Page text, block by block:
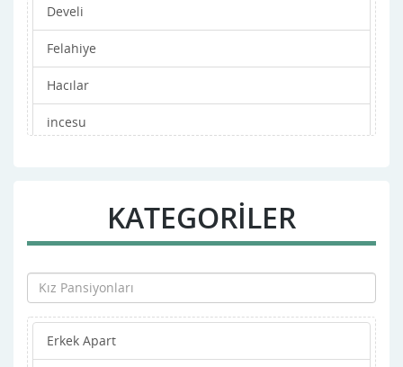
Develi
Felahiye
Hacılar
incesu
Özvatan
Pınarbaşı
Sariz
KATEGORİLER
Erkek Apart